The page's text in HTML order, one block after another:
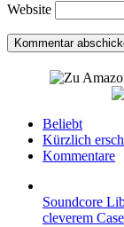
Website
Beliebt
Kürzlich
Kommentare
Soundcore
cleverem Case